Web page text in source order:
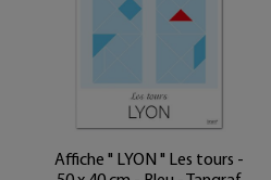
Affiche " LYON " Les tours -